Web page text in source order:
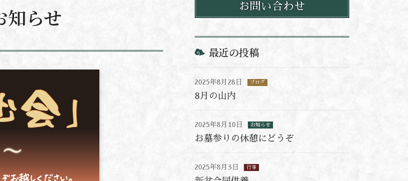
知らせ お問い合わせ
最近の投稿
2025年8月28日 ブログ
8月の山内
2025年8月10日 お知らせ
お墓参りの休憩にどうぞ
2025年8月3日 行事